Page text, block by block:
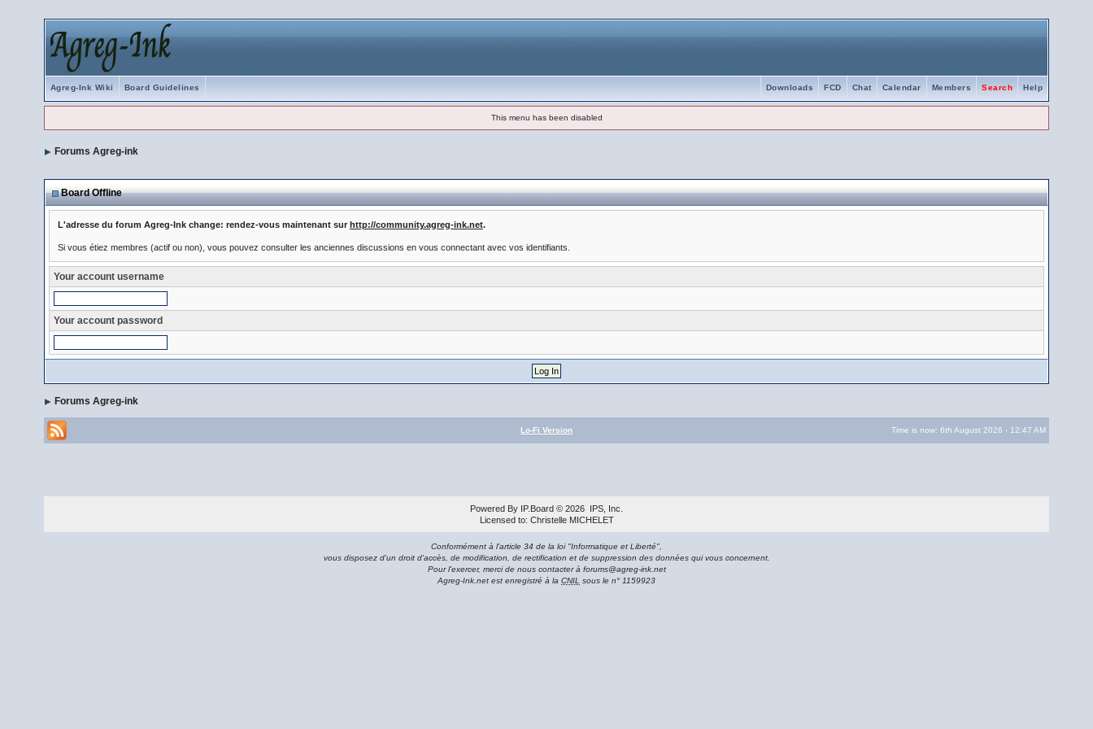
Agreg-Ink Wiki Board Guidelines Help
Search
Members
Calendar
Chat
FCD
Downloads
This menu has been disabled
Forums Agreg-ink
Board Offline
L'adresse du forum Agreg-Ink change: rendez-vous maintenant sur http://community.agreg-ink.net.
Si vous étiez membres (actif ou non), vous pouvez consulter les anciennes discussions en vous connectant avec vos identifiants.
Your account username
Your account password
Forums Agreg-ink
Lo-Fi Version Time is now: 6th August 2026 - 12:47 AM
Powered By IP.Board © 2026 IPS, Inc
Licensed to: Christelle MICHELET
Conformément à l'article 34 de la loi "Informatique et Liberté",
vous disposez d'un droit d'accès, de modification, de rectification et de suppression des données qui vous concernent.
Pour l'exercer, merci de nous contacter à forums@agreg-ink.net
Agreg-Ink.net est enregistré à la CNIL sous le n° 1159923